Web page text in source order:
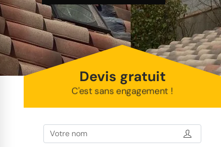
Devis gratuit
C'est sans engagement !